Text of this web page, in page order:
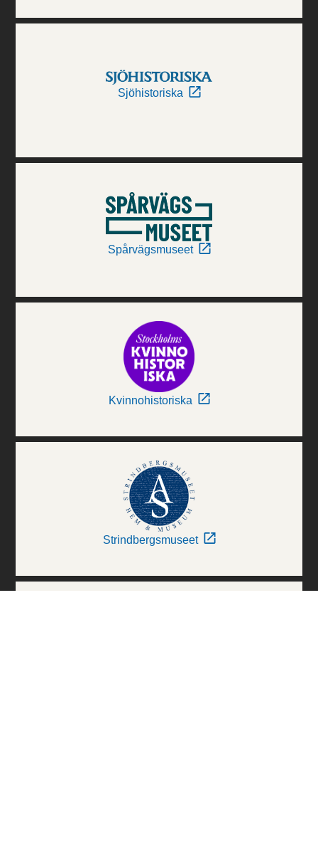
Sjöhistoriska
Spårvägsmuseet
Kvinnohistoriska
Strindbergsmuseet